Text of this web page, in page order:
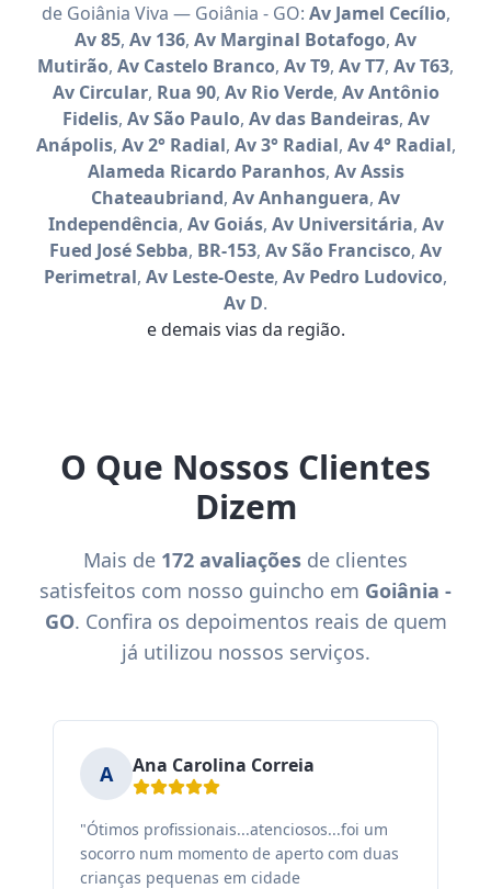
de Goiânia Viva — Goiânia - GO: Av Jamel Cecílio,
Av 85, Av 136, Av Marginal Botafogo, Av
Mutirão, Av Castelo Branco, Av T9, Av T7, Av T63,
Av Circular, Rua 90, Av Rio Verde, Av Antônio
Fidelis, Av São Paulo, Av das Bandeiras, Av
Anápolis, Av 2° Radial, Av 3° Radial, Av 4° Radial,
Alameda Ricardo Paranhos, Av Assis
Chateaubriand, Av Anhanguera, Av
Independência, Av Goiás, Av Universitária, Av
Fued José Sebba, BR-153, Av São Francisco, Av
Perimetral, Av Leste-Oeste, Av Pedro Ludovico,
Av D.
e demais vias da região.
O Que Nossos Clientes
Dizem
Mais de 172 avaliações de clientes
satisfeitos com nosso guincho em Goiânia -
GO. Confira os depoimentos reais de quem
já utilizou nossos serviços.
A Ana Carolina Correia
"Ótimos profissionais...atenciosos...foi um
socorro num momento de aperto com duas
crianças pequenas em cidade